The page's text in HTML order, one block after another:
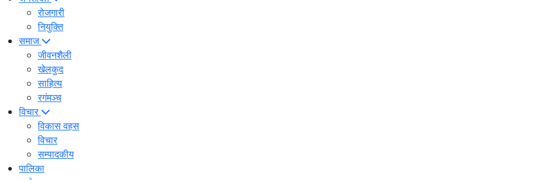
रोजगारी
नियुक्ति
समाज
जीवनशैली
खेलकुद
साहित्य
रगंमञ्च
विचार
विकास वहस
विचार
सम्पादकीय
पालिका